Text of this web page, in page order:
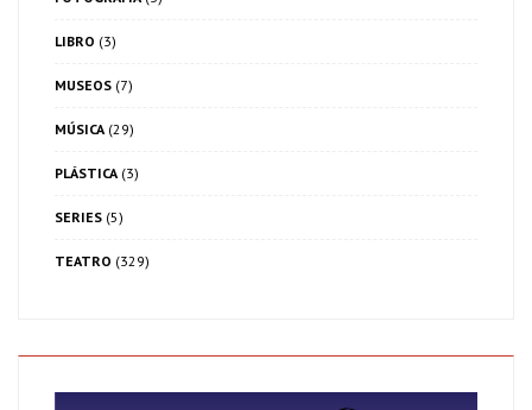
LIBRO (3)
MUSEOS (7)
MÚSICA (29)
PLÁSTICA (3)
SERIES (5)
TEATRO (329)